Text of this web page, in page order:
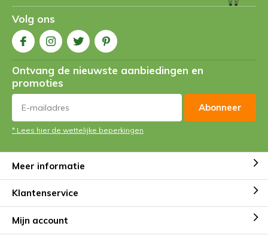
Volg ons
Ontvang de nieuwste aanbiedingen en
promoties
Abonneer
* Lees hier de wettelijke beperkingen
Meer informatie
Klantenservice
Mijn account